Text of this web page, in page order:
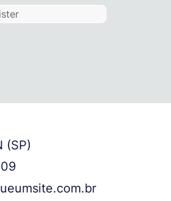
(SP)